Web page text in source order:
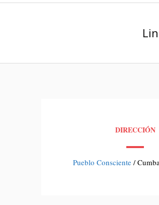
DIRECCIÓN
Pueblo Consciente/